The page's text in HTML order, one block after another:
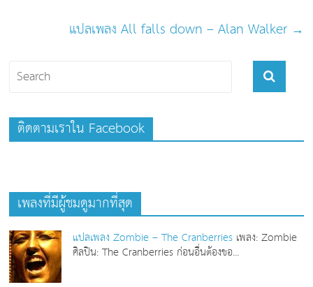
แปลเพลง All falls down – Alan Walker →
ติดตามเราใน Facebook
เพลงที่มีผู้ชมดูมากที่สุด
แปลเพลง Zombie – The Cranberries เพลง: Zombie
ศิลปิน: The Cranberries ก่อนอื่นต้องขอ...